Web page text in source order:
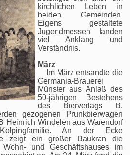
kirchlichen Leben in
beiden Gemeinden.
Eigens gestaltete
Jugendmessen fanden
viel Anklang und
Verständnis.
März
Im März entsandte die
Germania-Brauerei
Münster aus Anlaß des
50-jährigen Bestehens
des Bierverlags B.
gezogenen Prunkbierwagen
Heinrich Windelen aus Warendorf
An der Ecke
zeigt ein großer Baukran die
und Geschäftshauses im